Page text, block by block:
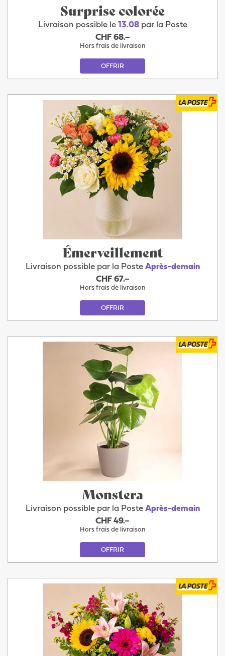
Surprise colorée
Livraison possible le 13.08par la Poste
CHF 68.–
Hors frais de livraison
OFFRIR
Émerveillement
Livraison possible par la Poste Après-demain
CHF 67.–
Hors frais de livraison
OFFRIR
Monstera
Livraison possible par la Poste Après-demain
CHF 49.–
Hors frais de livraison
OFFRIR